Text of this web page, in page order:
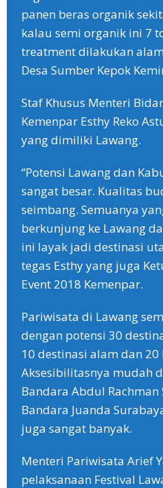
panen beras organik
kalau semi organik ini 7
treatment dilakukan
Desa Sumber Kepok
Staf Khusus Menteri
Kemenpar Esthy Reko
yang dimiliki Lawang.
“Potensi Lawang dan
sangat besar. Kualitas
seimbang. Semuanya
berkunjung ke Lawang
ini layak jadi destinasi
tegas Esthy yang juga
Event 2018 Kemenpar.
Pariwisata di Lawang
dengan potensi 30
10 destinasi alam dan 20
Aksesibilitasnya mudah
Bandara Abdul
Bandara Juanda
juga sangat banyak.
Menteri Pariwisata Arief
pelaksanaan Festival